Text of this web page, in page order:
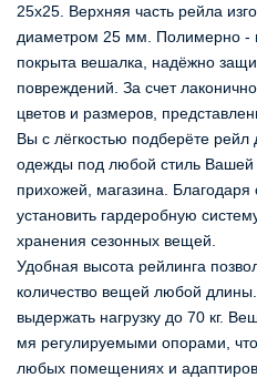
25х25. Верхняя часть рейла
диаметром 25 мм. Полимерно -
покрыта вешалка, надёжно
повреждений. За счет
цветов и размеров,
Вы с лёгкостью подберёте рейл
одежды под любой стиль Вашей
прихожей, магазина.
установить гардеробную
хранения сезонных вещей.
Удобная высота рейлинга
количество вещей любой
выдержать нагрузку до 70 кг.
мя регулируемыми опорами, что
любых помещениях и